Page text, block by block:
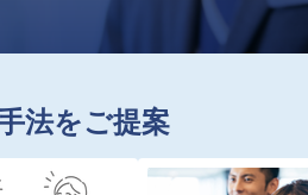
法をご提案